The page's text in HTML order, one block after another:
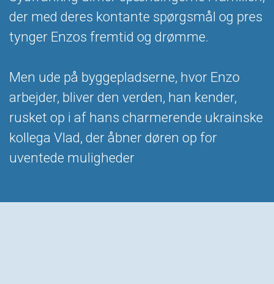
der med deres kontante spørgsmål og pres
tynger Enzos fremtid og drømme.
Men ude på byggepladserne, hvor Enzo
arbejder, bliver den verden, han kender,
rusket op i af hans charmerende ukrainske
kollega Vlad, der åbner døren op for
uventede muligheder